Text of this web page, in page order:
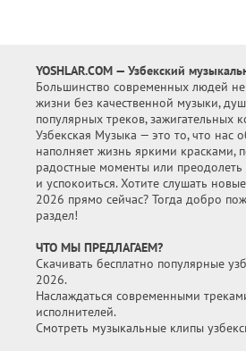
YOSHLAR.COM — Узбекский
Большинство современных людей не
жизни без качественной музыки,
популярных треков, зажигательных
Узбекская Музыка — это то, что нас
наполняет жизнь яркими красками,
радостные моменты или
и успокоиться. Хотите слушать
2026 прямо сейчас? Тогда добро
раздел!
ЧТО МЫ ПРЕДЛАГАЕМ?
Скачивать бесплатно популярные
2026.
Наслаждаться современными
исполнителей.
Смотреть музыкальные клипы